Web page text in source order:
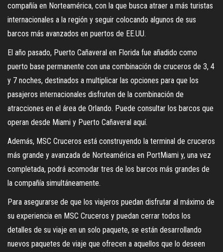
compañía en Norteamérica, con la que busca atraer a más turistas
internacionales a la región y seguir colocando algunos de sus
barcos más avanzados en puertos de EE.UU.
El año pasado, Puerto Cañaveral en Florida fue añadido como
puerto base permanente con una combinación de cruceros de 3, 4
y 7 noches, destinados a multiplicar las opciones para que los
pasajeros internacionales disfruten de la combinación de
atracciones en el área de Orlando. Puede consultar los barcos que
operan desde Miami y Puerto Cañaveral aquí.
Además, MSC Cruceros está construyendo la terminal de cruceros
más grande y avanzada de Norteamérica en PortMiami y, una vez
completada, podrá acomodar tres de los barcos más grandes de
la compañía simultáneamente.
Para asegurarse de que los viajeros puedan disfrutar al máximo de
su experiencia en MSC Cruceros y puedan cerrar todos los
detalles de su viaje en un solo paquete, se están desarrollando
nuevos paquetes de viaje que ofrecen a aquellos que lo deseen